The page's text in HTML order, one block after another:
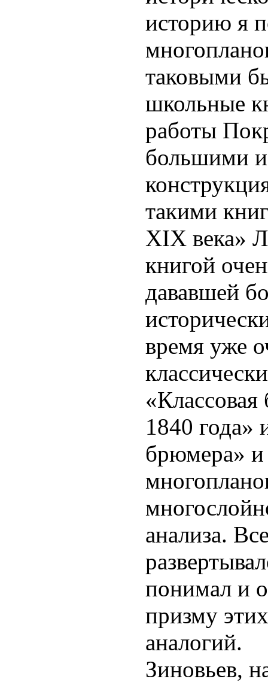
историю я
таковыми
школьные
работы
большими
такими
ХIХ века»
книгой
дававшей
время уже
1840 года»
брюмера» и
анализа.
понимал и
призму
аналогий.
Зиновьев,